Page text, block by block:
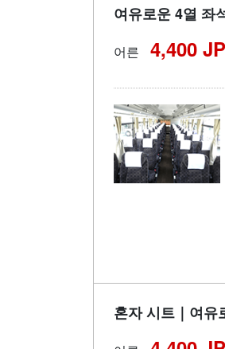
여유로운 4열 좌
어른 4,400
혼자 시트｜여유